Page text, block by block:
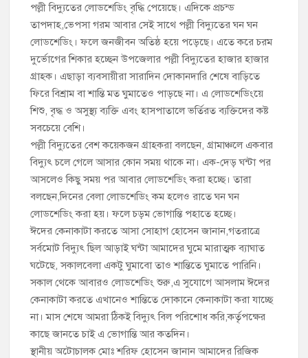
পল্লী বিদ্যুতের লোডশেডিং বৃদ্ধি পেয়েছে। এদিকে প্রচন্ড
তাপদাহ,ভেপসা গরম আবার সেই সাথে পল্লী বিদ্যুতের ঘন ঘন
লোডশেডিং। ফলে জনজীবন অতিষ্ঠ হয়ে পড়েছে। এতে করে চরম
দুর্ভোগের শিকার হচ্ছেন উপজেলার পল্লী বিদ্যুতের হাজার হাজার
গ্রাহক। এছাড়া ব্যবসায়ীরা সারাদিন দোকানদারি শেষে বাড়িতে
ফিরে বিশ্রাম বা শান্তি মত ঘুমাতেও পাড়ছে না। এ লোডশেডিংয়ে
শিশু, বৃদ্ধ ও অসুস্থ্য ব্যক্তি এবং হাসপাতালে ভর্তিরত ব্যক্তিদের কষ্ট
সবচেয়ে বেশি।
পল্লী বিদ্যুতের বেশ কয়েকজন গ্রাহকরা বলছেন, গ্রামাঞ্চলে একবার
বিদ্যুৎ চলে গেলে আসার কোন সময় থাকে না। এক-দেড় ঘন্টা পর
আসলেও কিছু সময় পর আবার লোডশেডিং করা হচ্ছে। তারা
বলছেন,দিনের বেলা লোডশেডিং কম হলেও রাতে ঘন ঘন
লোডশেডিং করা হয়। ফলে চড়ম ভোগান্তি পহাতে হচ্ছে।
ঈদের কেনাকাটা করতে আসা সোহাগ হোসেন জানান,গতরাত্রে
সর্বমোট বিদ্যুৎ ছিল আড়াই ঘন্টা আমাদের ঘুমে মারাত্মক ব্যাঘাত
ঘটেছে, সকালবেলা একটু ঘুমাবো তাও শান্তিতে ঘুমাতে পারিনি।
সকাল থেকে আবারও লোডশেডিং শুরু,এ সুযোগে আসলাম ঈদের
কেনাকাটা করতে এখানেও শান্তিতে দোকানে কেনাকাটা করা যাচ্ছে
না। মাস শেষে আমরা ঠিকই বিদ্যুৎ বিল পরিশোধ করি,কর্তৃপক্ষের
কাছে জানতে চাই এ ভোগান্তি আর কতদিন।
স্থানীয় অটোচালক মোঃ শরিফ হোসেন জানান আমাদের রিজিক